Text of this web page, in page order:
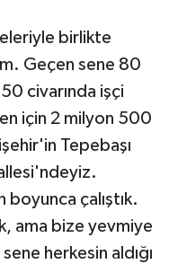
birlikte
Geçen sene 80
civarında işçi
için 2 milyon 500
Tepebaşı
çalıştık.
ama bize yevmiye
herkesin aldığı